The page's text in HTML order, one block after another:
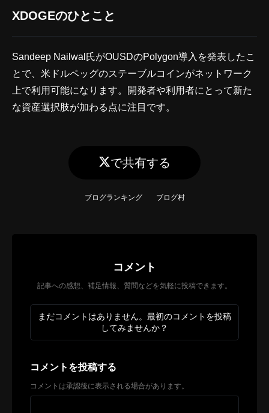
XDOGEのひとこと
Sandeep Nailwal氏がOUSDのPolygon導入を発表したこ
とで、米ドルペッグのステーブルコインがネットワーク
上で利用可能になります。開発者や利用者にとって新た
な資産選択肢が加わる点に注目です。
で共有する
ブログランキング ブログ村
コメント
記事への感想、補足情報、質問などを気軽に投稿できます。
まだコメントはありません。最初のコメントを投稿
してみませんか？
コメントを投稿する
コメントは承認後に表示される場合があります。